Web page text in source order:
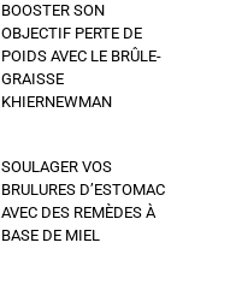
BOOSTER SON
OBJECTIF PERTE DE
POIDS AVEC LE BRÛLE-
GRAISSE
KHIERNEWMAN
SOULAGER VOS
BRULURES D’ESTOMAC
AVEC DES REMÈDES À
BASE DE MIEL